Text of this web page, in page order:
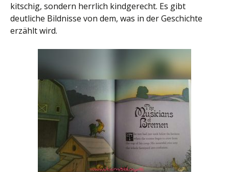
kitschig, sondern herrlich kindgerecht. Es gibt
deutliche Bildnisse von dem, was in der Geschichte
erzählt wird.